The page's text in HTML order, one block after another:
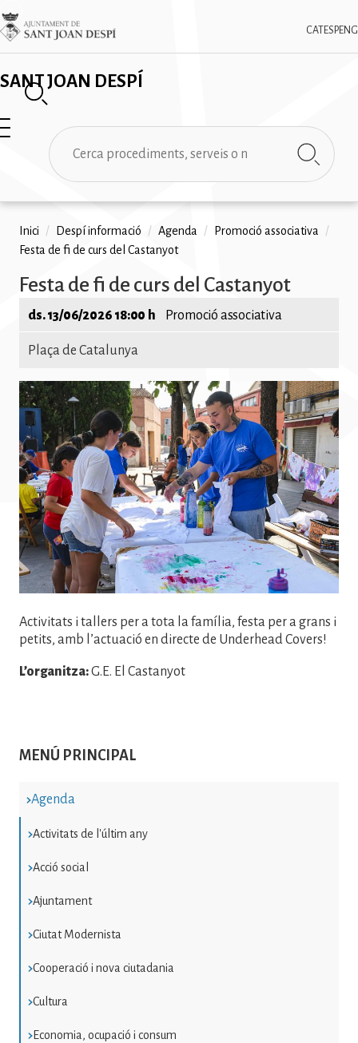
Vés
al
contingut
SANT JOAN DESPÍ
CAT ESPENG
Imatge
✕
Cerca
MENÚ PRINCIPAL
Agenda
Activitats de l'últim any
Acció social
Ajuntament
Ciutat Modernista
Cooperació i nova ciutadania
Cultura
Economia, ocupació i consum
Fil
d'ariadna
Inici / Despí informació / Agenda / Promoció associativa
/
Festa de fi de curs del Castanyot
Festa de fi de curs del Castanyot
ds. 13/06/2026 18:00 h Promoció associativa
Plaça de Catalunya
Activitats i tallers per a tota la família, festa per a grans i
petits, amb l’actuació en directe de Underhead Covers!
L’organitza:G.E. El Castanyot
Imatge